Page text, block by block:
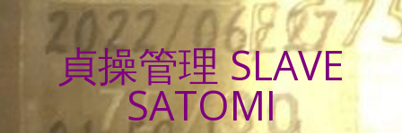
貞操管理 SLAVE
SATOMI